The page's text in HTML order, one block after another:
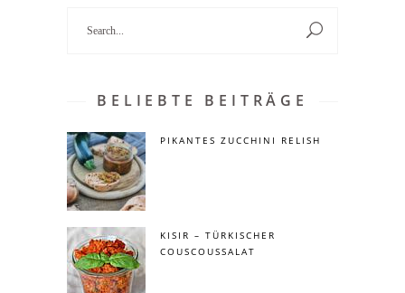
BELIEBTE BEITRÄGE
PIKANTES ZUCCHINI RELISH
KISIR – TÜRKISCHER
COUSCOUSSALAT